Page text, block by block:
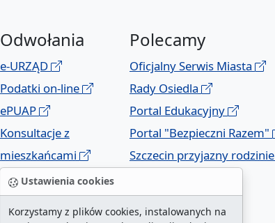
Ustawienia cookies
Korzystamy z plików cookies, instalowanych na
Odwołania
e-URZĄD
Podatki on-line
ePUAP
Konsultacje z
mieszkańcami
Geoportal
Polecamy
Oficjalny Serwis Miasta
Rady Osiedla
Portal Edukacyjny
Portal "Bezpieczni Razem"
Szczecin przyjazny rodzinie